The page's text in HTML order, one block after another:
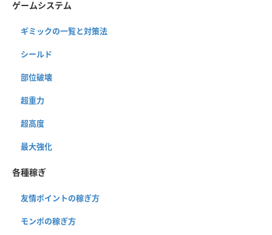
ゲームシステム
ギミックの一覧と対策法
シールド
部位破壊
超重力
超高度
最大強化
各種稼ぎ
友情ポイントの稼ぎ方
モンポの稼ぎ方